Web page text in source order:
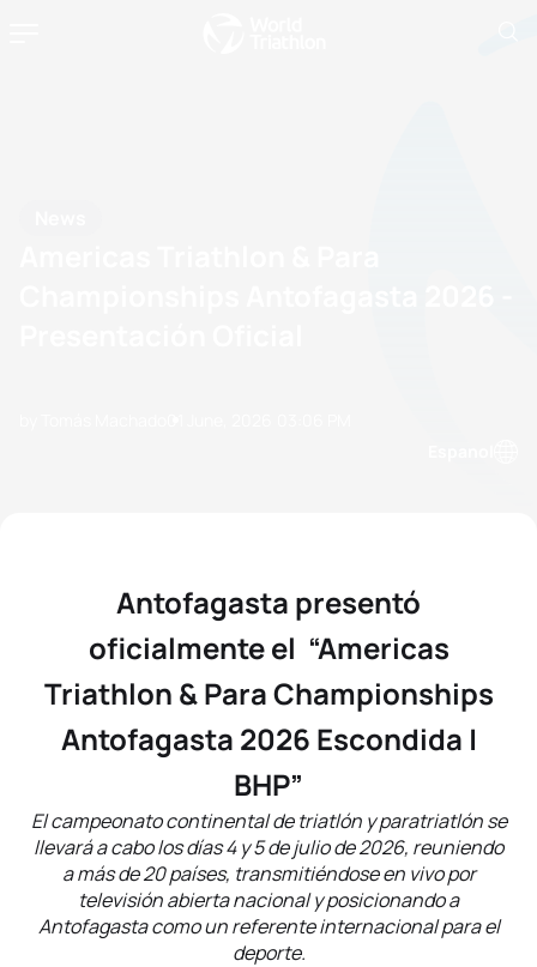
Antofagasta presentó
oficialmente el “Americas
Triathlon & Para Championships
Antofagasta 2026 Escondida |
BHP”
El campeonato continental de triatlón y paratriatlón se
llevará a cabo los días 4 y 5 de julio de 2026, reuniendo
a más de 20 países, transmitiéndose en vivo por
televisión abierta nacional y posicionando a
Antofagasta como un referente internacional para el
deporte.